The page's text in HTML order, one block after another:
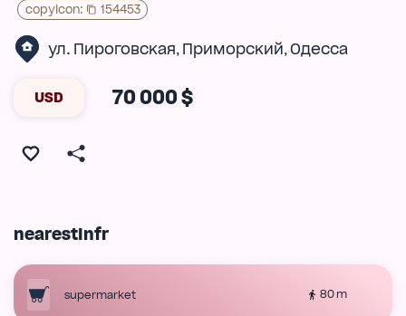
copyIcon: 154453
ул. Пироговская, Приморский, Одесса
USD 70 000 $
nearestInfr
supermarket 80 m